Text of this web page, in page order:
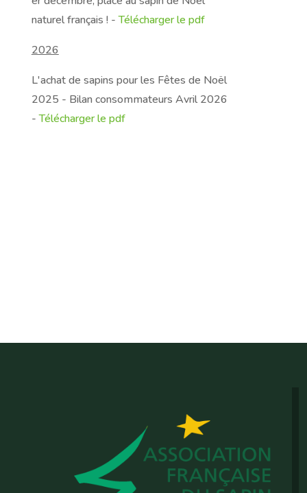
naturel français ! -Télécharger le pdf
2026
L'achat de sapins pour les Fêtes de Noël
2025 - Bilan consommateurs Avril 2026
-Télécharger le pdf